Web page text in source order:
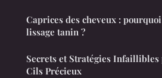
Caprices des cheveux :
lissage tanin ?
Secrets et Stratégies Infaillibles
Cils Précieux